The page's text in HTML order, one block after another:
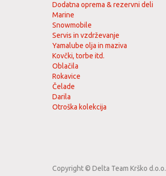
Dodatna oprema & rezervni deli
Marine
Snowmobile
Servis in vzdrževanje
Yamalube olja in maziva
Kovčki, torbe itd.
Oblačila
Rokavice
Čelade
Darila
Otroška kolekcija
Copyright © Delta Team Krško d.o.o.